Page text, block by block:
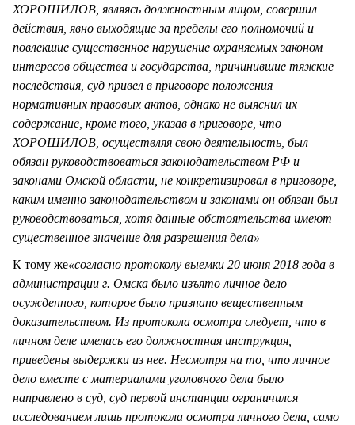
ХОРОШИЛОВ, являясь должностным лицом, совершил
действия, явно выходящие за пределы его полномочий и
повлекшие существенное нарушение охраняемых законом
интересов общества и государства, причинившие тяжкие
последствия, суд привел в приговоре положения
нормативных правовых актов, однако не выяснил их
содержание, кроме того, указав в приговоре, что
ХОРОШИЛОВ, осуществляя свою деятельность, был
обязан руководствоваться законодательством РФ и
законами Омской области, не конкретизировал в приговоре,
каким именно законодательством и законами он обязан был
руководствоваться, хотя данные обстоятельства имеют
существенное значение для разрешения дела»
К тому же«согласно протоколу выемки 20 июня 2018 года в
администрации г. Омска было изъято личное дело
осужденного, которое было признано вещественным
доказательством. Из протокола осмотра следует, что в
личном деле имелась его должностная инструкция,
приведены выдержки из нее. Несмотря на то, что личное
дело вместе с материалами уголовного дела было
направлено в суд, суд первой инстанции ограничился
исследованием лишь протокола осмотра личного дела, само